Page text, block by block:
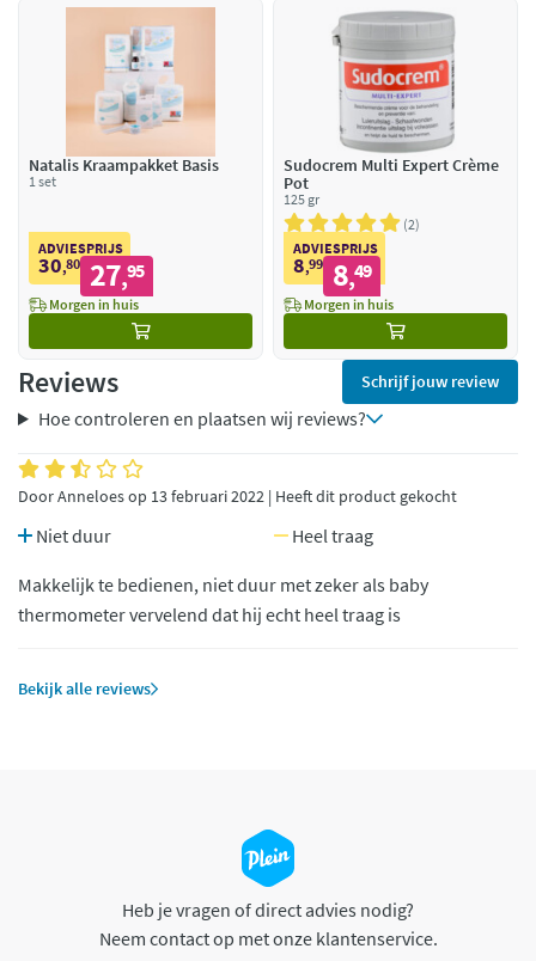
Natalis Kraampakket Basis
1 set
ADVIESPRIJS
30,80 27,95
Morgen in huis
Sudocrem Multi Expert Crème
Pot
125 gr
2
ADVIESPRIJS
8,99 8,49
Morgen in huis
Reviews Schrijf jouw review
Hoe controleren en plaatsen wij reviews?
Door Anneloes op 13 februari 2022 | Heeft dit product gekocht
Niet duur Heel traag
Makkelijk te bedienen, niet duur met zeker als baby
thermometer vervelend dat hij echt heel traag is
Bekijk alle reviews
Heb je vragen of direct advies nodig?
Neem contact op met onze klantenservice.